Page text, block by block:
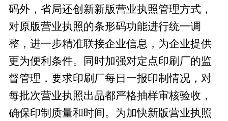
码外，省局还创新新版营业执照管理方式，
对原版营业执照的条形码功能进行统一调
整，进一步精准联接企业信息，为企业提供
更为便利条件。同时加强对定点印刷厂的监
督管理，要求印刷厂每日一报印制情况，对
每批次营业执照出品都严格抽样审核验收，
确保印制质量和时间。为加快新版营业执照